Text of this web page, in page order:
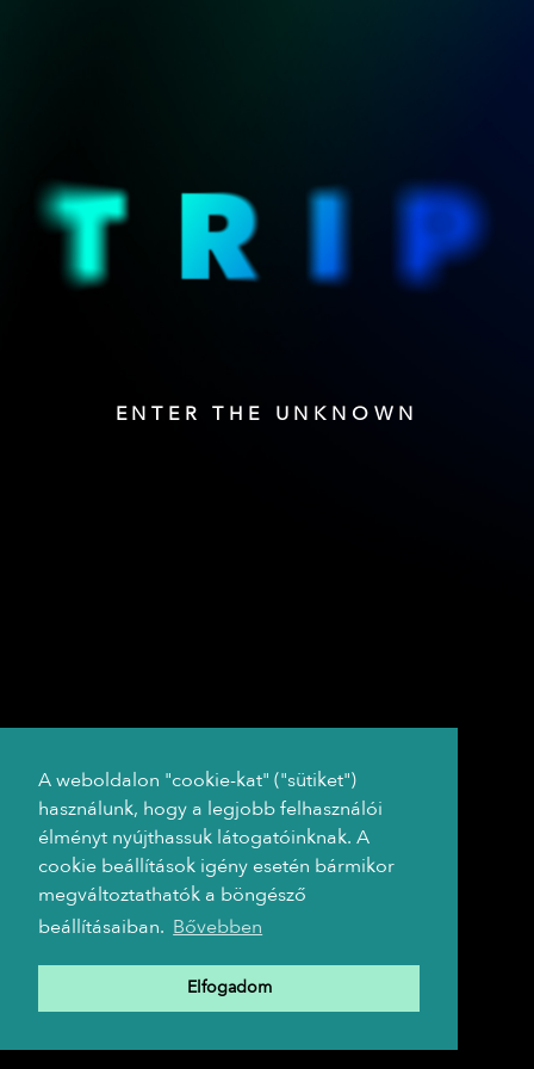
A weboldalon "cookie-kat" ("sütiket")
használunk, hogy a legjobb felhasználói
élményt nyújthassuk látogatóinknak. A
cookie beállítások igény esetén bármikor
megváltoztathatók a böngésző
beállításaiban. Bővebben
Elfogadom
ENTER THE UNKNOWN